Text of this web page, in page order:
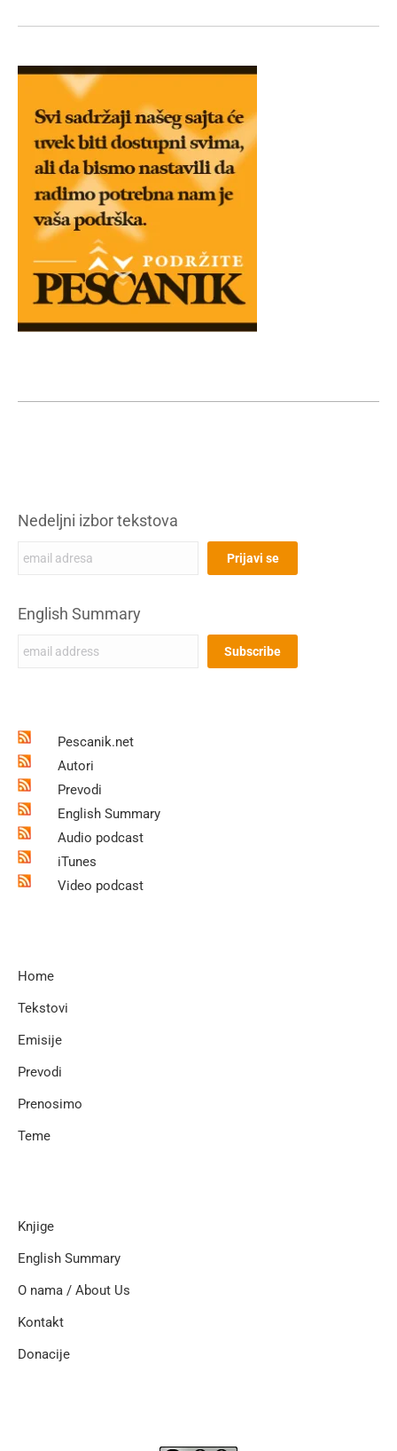
Nedeljni izbor tekstova
English Summary
Pescanik.net
Autori
Prevodi
English Summary
Audio podcast
iTunes
Video podcast
Home
Tekstovi
Emisije
Prevodi
Prenosimo
Teme
Knjige
English Summary
O nama / About Us
Kontakt
Donacije